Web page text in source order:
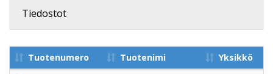
Tiedostot
Tuotenumero Tuotenimi Yksikkö